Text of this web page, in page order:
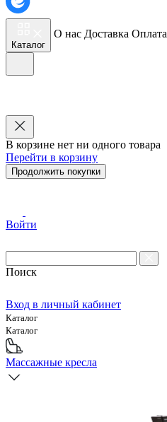
Каталог
О нас Доставка Оплата
В корзине нет ни одного товара
Перейти в корзину
Продолжить покупки
Войти
Поиск
Вход в личный кабинет
Каталог
Каталог
Массажные кресла